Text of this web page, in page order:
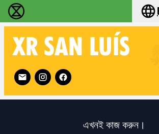
বিলুপ্তি বিদ্রোহ - Home
XR SAN LUÍS
Follow XR San Luís on
এখনই কাজ করুন।